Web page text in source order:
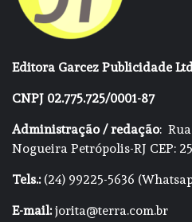
Editora Garcez Publicidade
CNPJ 02.775.725/0001-87
Administração / redação:
Nogueira Petrópolis-RJ CEP:
Tels.:(24) 99225-5636
E-mail:jorita@terra.com.br